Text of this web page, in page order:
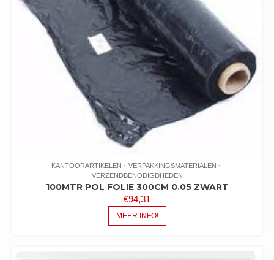
KANTOORARTIKELEN
VERPAKKINGSMATERIALEN
VERZENDBENODIGDHEDEN
100MTR POL FOLIE 300CM 0.05 ZWART
€94,31
MEER INFO!